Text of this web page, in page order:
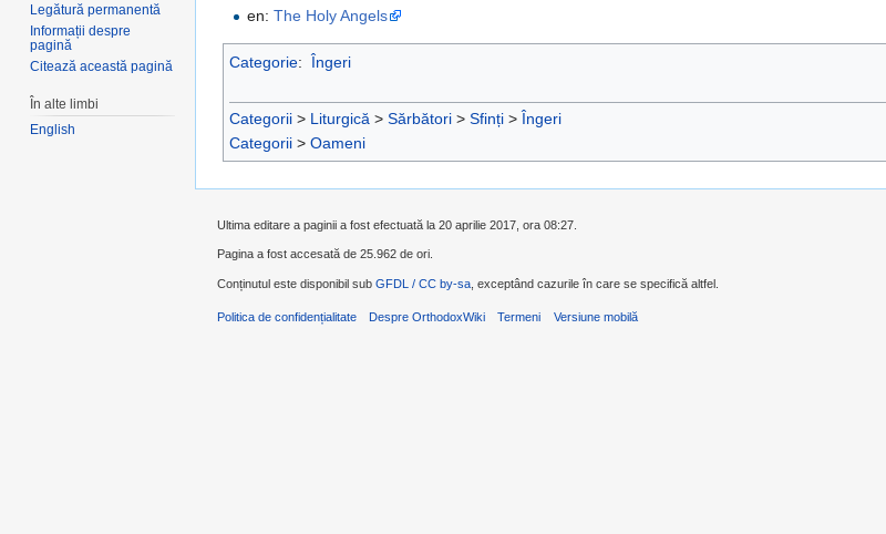
en:The Holy Angels
Categorie: Îngeri
Categorii > Liturgică > Sărbători > Sfinți >Îngeri
Categorii > Oameni
Legătură permanentă
Informații despre
pagină
Citează această pagină
În alte limbi
English
Ultima editare a paginii a fost efectuată la 20 aprilie 2017, ora 08:27.
Pagina a fost accesată de 25.962 de ori.
Conținutul este disponibil sub GFDL / CC by-sa , exceptând cazurile în care se specifică altfel.
Politica de confidențialitate Despre OrthodoxWiki Termeni Versiune mobilă